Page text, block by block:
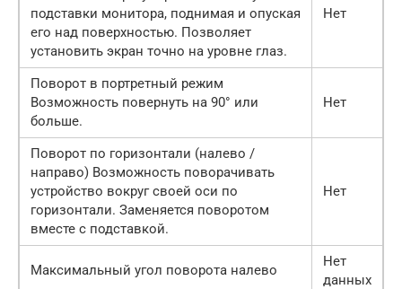
подставки монитора, поднимая и опуская
его над поверхностью. Позволяет
установить экран точно на уровне глаз.
Нет
Поворот в портретный режим
Возможность повернуть на 90° или
больше.
Нет
Поворот по горизонтали (налево /
направо) Возможность поворачивать
устройство вокруг своей оси по
горизонтали. Заменяется поворотом
вместе с подставкой.
Нет
Максимальный угол поворота налево
Нет
данных